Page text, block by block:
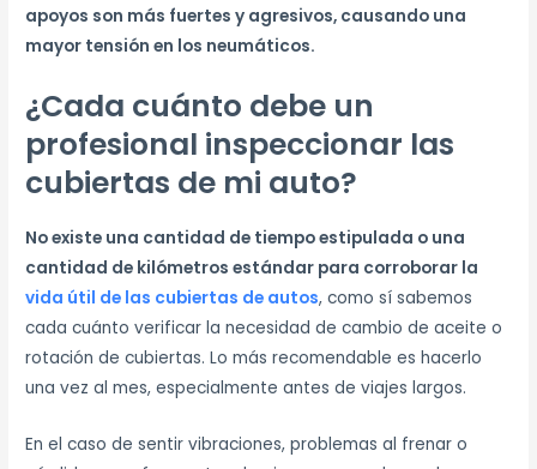
apoyos son más fuertes y agresivos, causando una
mayor tensión en los neumáticos.
¿Cada cuánto debe un
profesional inspeccionar las
cubiertas de mi auto?
No existe una cantidad de tiempo estipulada o una
cantidad de kilómetros estándar para corroborar la
vida útil de las cubiertas de autos, como sí sabemos
cada cuánto verificar la necesidad de cambio de aceite o
rotación de cubiertas. Lo más recomendable es hacerlo
una vez al mes, especialmente antes de viajes largos.
En el caso de sentir vibraciones, problemas al frenar o